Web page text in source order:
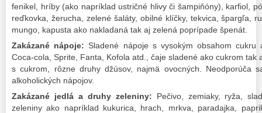
fenikel, hríby (ako napríklad ustričné hlivy či šampiňóny), karfiol,
reďkovka, žerucha, zelené šaláty, obilné klíčky, tekvica, špargľa,
mungo, kapusta ako nakladaná tak aj zelená poprípade špenát.
Zakázané nápoje: Sladené nápoje s vysokým obsahom cukru
Coca-cola, Sprite, Fanta, Kofola atd., čaje sladené ako cukrom tak
s cukrom, rôzne druhy džúsov, najmä ovocných. Neodporúča
alkoholických nápojov.
Zakázané jedlá a druhy zeleniny: Pečivo, zemiaky, ryža,
zeleniny ako napríklad kukurica, hrach, mrkva, paradajka,